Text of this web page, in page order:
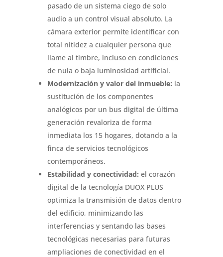
pasado de un sistema ciego de solo
audio a un control visual absoluto. La
cámara exterior permite identificar con
total nitidez a cualquier persona que
llame al timbre, incluso en condiciones
de nula o baja luminosidad artificial.
Modernización y valor del inmueble: la
sustitución de los componentes
analógicos por un bus digital de última
generación revaloriza de forma
inmediata los 15 hogares, dotando a la
finca de servicios tecnológicos
contemporáneos.
Estabilidad y conectividad: el corazón
digital de la tecnología DUOX PLUS
optimiza la transmisión de datos dentro
del edificio, minimizando las
interferencias y sentando las bases
tecnológicas necesarias para futuras
ampliaciones de conectividad en el